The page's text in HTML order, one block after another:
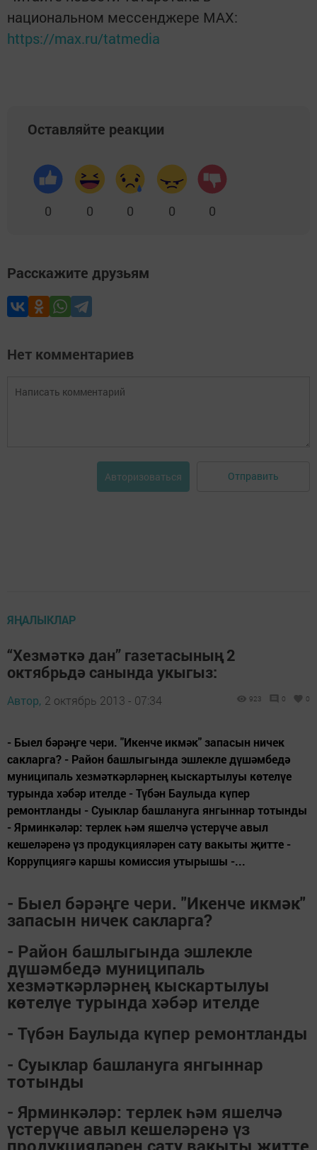
национальном мессенджере MАХ:
https://max.ru/tatmedia
Оставляйте реакции
0 0 0 0 0
Расскажите друзьям
Нет комментариев
Авторизоваться Отправить
ЯҢАЛЫКЛАР
“Хезмәткә дан” газетасының 2
октябрьдә санында укыгыз:
Автор, 2 октябрь 2013 - 07:34 923 0 0
- Быел бәрәңге чери. "Икенче икмәк" запасын ничек
сакларга? - Район башлыгында эшлекле дүшәмбедә
муниципаль хезмәткәрләрнең кыскартылуы көтелүе
турында хәбәр ителде - Түбән Баулыда күпер
ремонтланды - Суыклар башлануга янгыннар тотынды
- Ярминкәләр: терлек һәм яшелчә үстерүче авыл
кешеләренә үз продукцияләрен сату вакыты җитте -
Коррупциягә каршы комиссия утырышы -...
- Быел бәрәңге чери. "Икенче икмәк"
запасын ничек сакларга?
- Район башлыгында эшлекле
дүшәмбедә муниципаль
хезмәткәрләрнең кыскартылуы
көтелүе турында хәбәр ителде
- Түбән Баулыда күпер ремонтланды
- Суыклар башлануга янгыннар
тотынды
- Ярминкәләр: терлек һәм яшелчә
үстерүче авыл кешеләренә үз